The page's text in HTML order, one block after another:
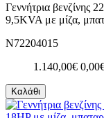
Γεννήτρια
9,5KVA με μίζα,
N72204015
1.140,00€
Καλάθι